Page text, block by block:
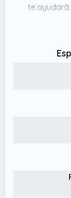
te ayudará.
✔️ Uso: la
valoran la
✔️
Speed
titanio